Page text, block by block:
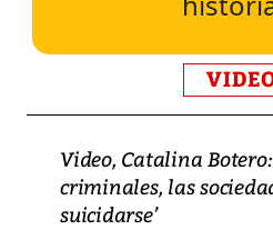
Video, Catalina
criminales, las
suicidarse’